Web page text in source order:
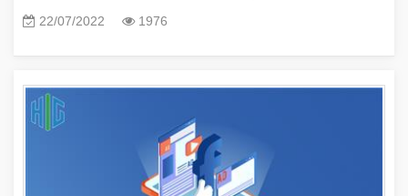
22/07/2022
1976